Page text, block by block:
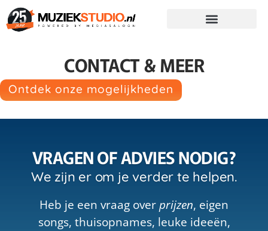
CONTACT & MEER
Ontdek onze mogelijkheden
VRAGEN OF ADVIES NODIG?
We zijn er om je verder te helpen.
Heb je een vraag overprijzen, eigen
songs, thuisopnames, leuke ideeën,